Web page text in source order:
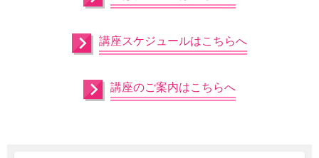
講座スケジュールはこちらへ
講座のご案内はこちらへ